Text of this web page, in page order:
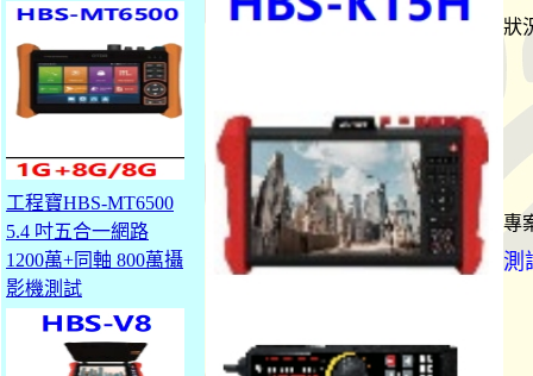
工程寶HBS-MT6500
5.4 吋五合一網路
1200萬+同軸 800萬攝
影機測試
狀
專
測